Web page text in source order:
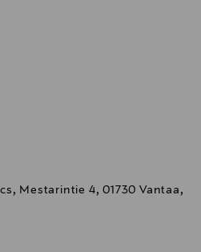
Mestarintie 4, 01730 Vantaa,